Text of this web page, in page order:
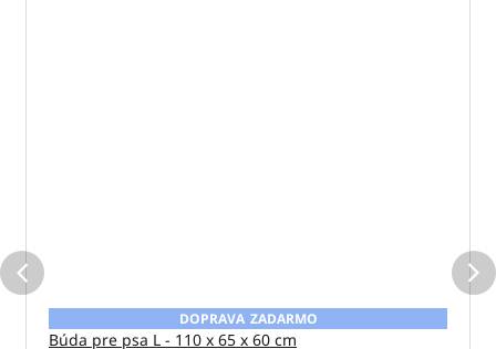
ZADARMO
Búda pre psa L - 110 x 65 x 60 cm